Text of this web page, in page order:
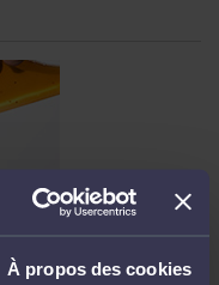
À propos des cookies